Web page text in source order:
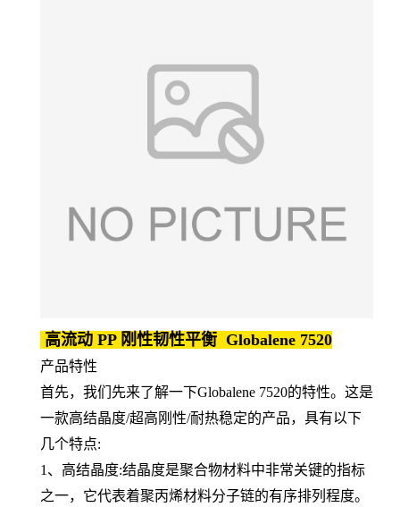
高流动 PP 刚性韧性平衡 Globalene 7520
产品特性
首先，我们先来了解一下Globalene 7520的特性。这是
一款高结晶度/超高刚性/耐热稳定的产品，具有以下
几个特点:
1、高结晶度:结晶度是聚合物材料中非常关键的指标
之一，它代表着聚丙烯材料分子链的有序排列程度。